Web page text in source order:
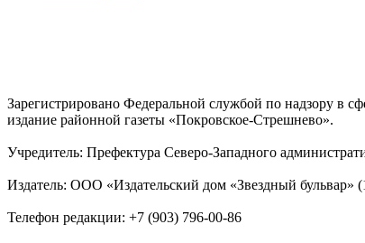
Зарегистрировано Федеральной службой по надзору в
издание районной газеты «Покровское-Стрешнево».
Учредитель: Префектура Северо-Западного
Издатель: ООО «Издательский дом «Звездный
Телефон редакции: +7 (903) 796-00-86